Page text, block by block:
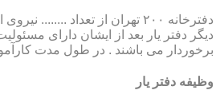
دفترخانه ۲۰۰ تهران از
دیگر دفتر یار بعد از ایشان دارای
برخوردار می باشند . در طول مدت
وظیفه دفتر یار